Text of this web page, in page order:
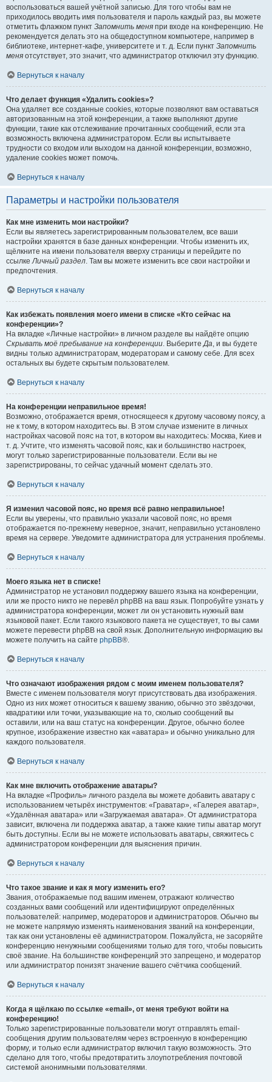
воспользоваться вашей учётной записью. Для того чтобы вам не
приходилось вводить имя пользователя и пароль каждый раз, вы можете
отметить флажком пункт Запомнить меня при входе на конференцию. Не
рекомендуется делать это на общедоступном компьютере, например в
библиотеке, интернет-кафе, университете и т. д. Если пункт Запомнить
меня отсутствует, это значит, что администратор отключил эту функцию.
Вернуться к началу
Что делает функция «Удалить cookies»?
Она удаляет все созданные cookies, которые позволяют вам оставаться
авторизованным на этой конференции, а также выполняют другие
функции, такие как отслеживание прочитанных сообщений, если эта
возможность включена администратором. Если вы испытываете
трудности со входом или выходом на данной конференции, возможно,
удаление cookies может помочь.
Вернуться к началу
Параметры и настройки пользователя
Как мне изменить мои настройки?
Если вы являетесь зарегистрированным пользователем, все ваши
настройки хранятся в базе данных конференции. Чтобы изменить их,
щёлкните на имени пользователя вверху страницы и перейдите по
ссылкеЛичный раздел. Там вы можете изменить все свои настройки и
предпочтения.
Вернуться к началу
Как избежать появления моего имени в списке «Кто сейчас на
конференции»?
На вкладке «Личные настройки» в личном разделе вы найдёте опцию
Скрывать моё пребывание на конференции. ВыберитеДа, и вы будете
видны только администраторам, модераторам и самому себе. Для всех
остальных вы будете скрытым пользователем.
Вернуться к началу
На конференции неправильное время!
Возможно, отображается время, относящееся к другому часовому поясу, а
не к тому, в котором находитесь вы. В этом случае измените в личных
настройках часовой пояс на тот, в котором вы находитесь: Москва, Киев и
т. д. Учтите, что изменять часовой пояс, как и большинство настроек,
могут только зарегистрированные пользователи. Если вы не
зарегистрированы, то сейчас удачный момент сделать это.
Вернуться к началу
Я изменил часовой пояс, но время всё равно неправильное!
Если вы уверены, что правильно указали часовой пояс, но время
отображается по-прежнему неверное, значит, неправильно установлено
время на сервере. Уведомите администратора для устранения проблемы.
Вернуться к началу
Моего языка нет в списке!
Администратор не установил поддержку вашего языка на конференции,
или же просто никто не перевёл phpBB на ваш язык. Попробуйте узнать у
администратора конференции, может ли он установить нужный вам
языковой пакет. Если такого языкового пакета не существует, то вы сами
можете перевести phpBB на свой язык. Дополнительную информацию вы
можете получить на сайте phpBB®.
Вернуться к началу
Что означают изображения рядом с моим именем пользователя?
Вместе с именем пользователя могут присутствовать два изображения.
Одно из них может относиться к вашему званию, обычно это звёздочки,
квадратики или точки, указывающие на то, сколько сообщений вы
оставили, или на ваш статус на конференции. Другое, обычно более
крупное, изображение известно как «аватара» и обычно уникально для
каждого пользователя.
Вернуться к началу
Как мне включить отображение аватары?
На вкладке «Профиль» личного раздела вы можете добавить аватару с
использованием четырёх инструментов: «Граватар», «Галерея аватар»,
«Удалённая аватара» или «Загружаемая аватара». От администратора
зависит, включена ли поддержка аватар, а также какие типы аватар могут
быть доступны. Если вы не можете использовать аватары, свяжитесь с
администратором конференции для выяснения причин.
Вернуться к началу
Что такое звание и как я могу изменить его?
Звания, отображаемые под вашим именем, отражают количество
созданных вами сообщений или идентифицируют определённых
пользователей: например, модераторов и администраторов. Обычно вы
не можете напрямую изменять наименования званий на конференции,
так как они установлены её администратором. Пожалуйста, не засоряйте
конференцию ненужными сообщениями только для того, чтобы повысить
своё звание. На большинстве конференций это запрещено, и модератор
или администратор понизят значение вашего счётчика сообщений.
Вернуться к началу
Когда я щёлкаю по ссылке «email», от меня требуют войти на
конференцию!
Только зарегистрированные пользователи могут отправлять email-
сообщения другим пользователям через встроенную в конференцию
форму, и только если администратор включил такую возможность. Это
сделано для того, чтобы предотвратить злоупотребления почтовой
системой анонимными пользователями.